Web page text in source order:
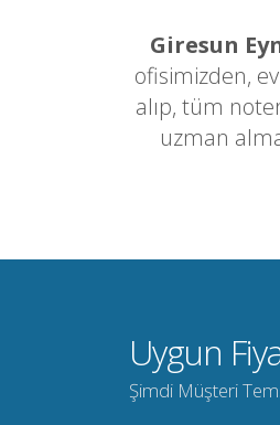
Giresun
ofisimizden,
alıp, tüm
uzman
Uygun
Şimdi Müşteri